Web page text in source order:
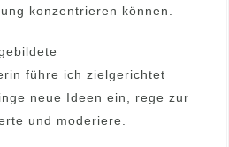
konzentrieren können.
führe ich zielgerichtet
neue Ideen ein, rege zur
und moderiere.